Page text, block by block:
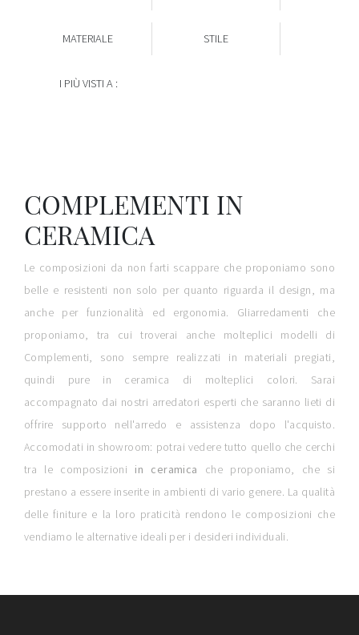
MATERIALE STILE
I PIÙ VISTI A :
COMPLEMENTI IN
CERAMICA
Le composizioni da non farti scappare che proponiamo sono
belle e resistenti non solo per quanto riguarda il design, ma
anche per funzionalità ed ergonomia. Gliarredamenti che
proponiamo, tra cui troverai anche molteplici modelli di
Complementi, sono sempre realizzati in materiali pregiati,
quindi pure in ceramica di molteplici colori. Sarai
accompagnato dai nostri arredatori esperti che saranno lieti di
offrire supporto nell'arredo e assistenza dopo l'acquisto.
Accomodati in showroom: potrai vedere tutto quello che cerchi
tra le composizioni in ceramica che proponiamo, che si
prestano a essere inserite in ambienti di vario genere. La qualità
delle finiture e la loro praticità rendono le composizioni che
vendiamo le alternative ideali per i desideri individuali.